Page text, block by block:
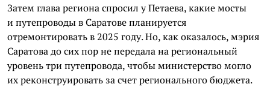
Затем глава региона спросил у Петаева, какие мосты
и путепроводы в Саратове планируется
отремонтировать в 2025 году. Но, как оказалось, мэрия
Саратова до сих пор не передала на региональный
уровень три путепровода, чтобы министерство могло
их реконструировать за счет регионального бюджета.